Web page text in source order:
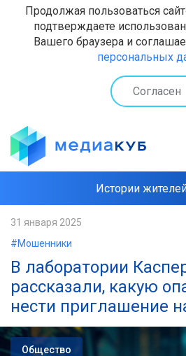
Продолжая пользоваться
подтверждаете
Вашего браузера и
персональных
Согласен
Истории
31 января 2025
#Мошенники
В лаборатории
рассказали, какую
нести приглашение
Общество